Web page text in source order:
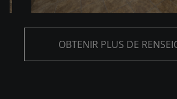
OBTENIR PLUS DE